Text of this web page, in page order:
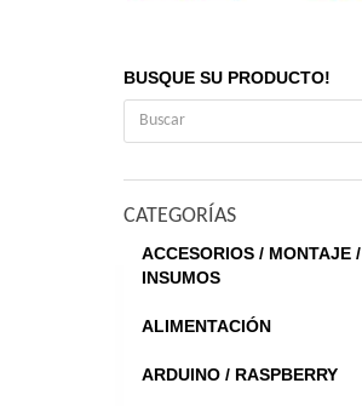
BUSQUE SU PRODUCTO!
CATEGORÍAS
ACCESORIOS / MONTAJE /
INSUMOS
ALIMENTACIÓN
ARDUINO / RASPBERRY